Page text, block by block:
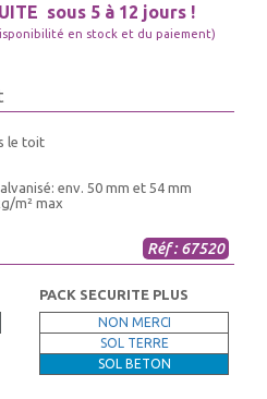
sous 5 à 12 jours !
en stock et du paiement)
le toit
env. 50 mm et 54 mm
m² max
Réf : 67520
PACK SECURITE PLUS
NON MERCI
SOL TERRE
SOL BETON